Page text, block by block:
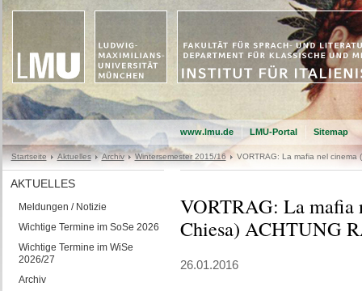
www.lmu.de LMU-Portal Sitemap
Startseite Aktuelles Archiv Wintersemester 2015/16 VORTRAG: La mafia nel cinema
AKTUELLES
Meldungen / Notizie
Wichtige Termine im SoSe 2026
Wichtige Termine im WiSe
2026/27
Archiv
VORTRAG: La mafia
Chiesa) ACHTUNG
26.01.2016